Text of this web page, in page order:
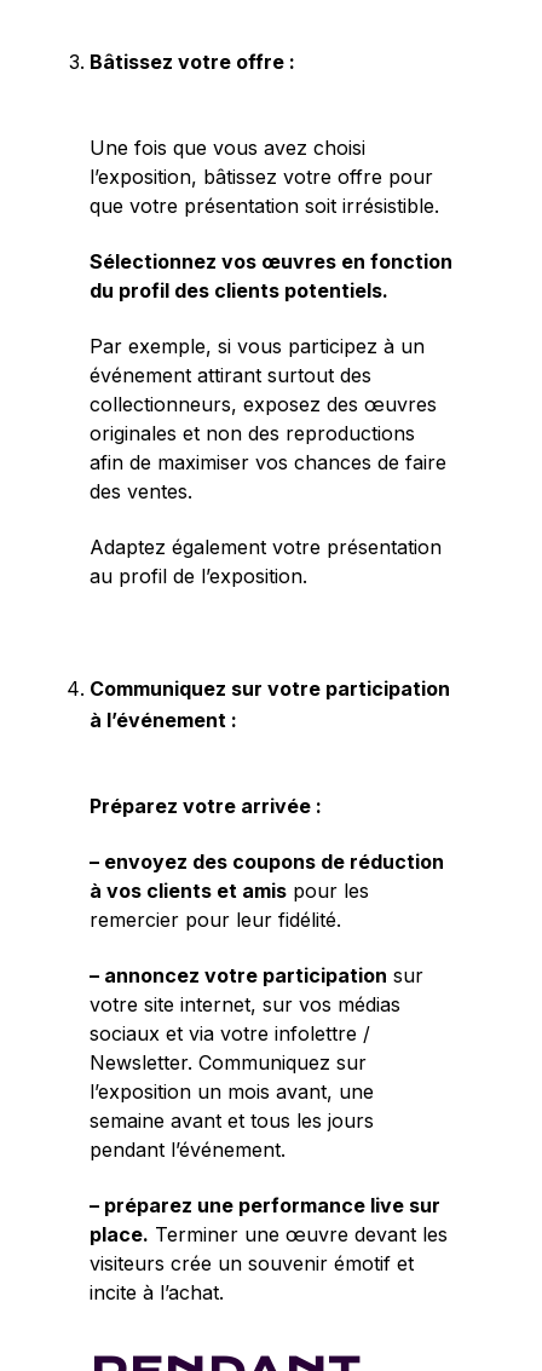
Bâtissez votre offre :
Une fois que vous avez choisi
l’exposition, bâtissez votre offre pour
que votre présentation soit irrésistible.
Sélectionnez vos œuvres en fonction
du profil des clients potentiels.
Par exemple, si vous participez à un
événement attirant surtout des
collectionneurs, exposez des œuvres
originales et non des reproductions
afin de maximiser vos chances de faire
des ventes.
Adaptez également votre présentation
au profil de l’exposition.
Communiquez sur votre participation
à l’événement :
Préparez votre arrivée :
– envoyez des coupons de réduction
à vos clients et amis pour les
remercier pour leur fidélité.
– annoncez votre participation sur
votre site internet, sur vos médias
sociaux et via votre infolettre /
Newsletter. Communiquez sur
l’exposition un mois avant, une
semaine avant et tous les jours
pendant l’événement.
– préparez une performance live sur
place. Terminer une œuvre devant les
visiteurs crée un souvenir émotif et
incite à l’achat.